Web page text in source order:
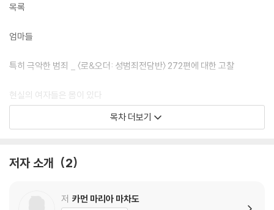
시에 당사자를 제외한 타인이 쾌락을 추구하고 즐기는 파티의 대상이라는
편의 단편 전체를 관통하며 강렬한 에너지를 발산하고, 작가는 여성이 스
서 현실보다 더 현실 같은 초현실을 탐사한다.
목록
엄마들
특히 극악한 범죄 _ 〈로&오더: 성범죄전담반〉 272편에 대한 고찰
현실의 여자들은 몸이 있다
목차 더보기
저자 소개 2
저 카먼 마리아 마차도